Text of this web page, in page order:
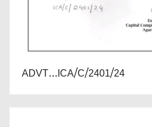
ADVT...ICA/C/2401/24